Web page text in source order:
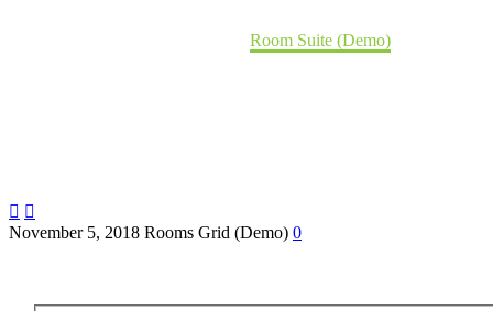
Room Suite (Demo)
 
November 5, 2018 Rooms Grid (Demo) 0